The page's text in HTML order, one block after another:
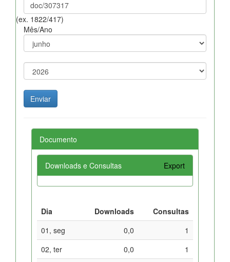
(ex. 1822/417)
Mês/Ano
Documento
Downloads e Consultas Export
Dia Downloads
Consultas
01, seg
0,0
1
02, ter
0,0
1